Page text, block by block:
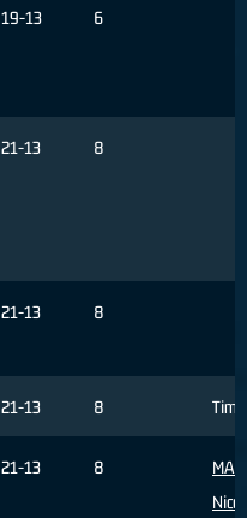
19-13 6
21-13 8
21-13 8
21-13 8
21-13 8